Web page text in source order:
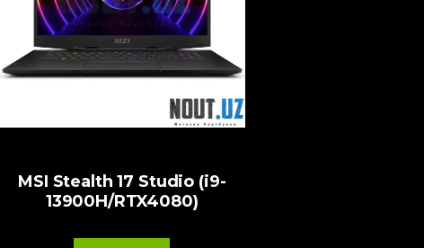
MSI Stealth 17 Studio (i9-
13900H/RTX4080)